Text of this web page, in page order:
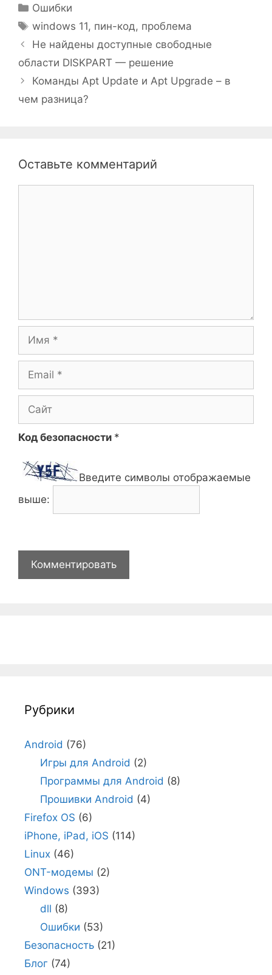
Рубрики
Ошибки
Метки
windows 11, пин-код, проблема
Не найдены доступные свободные
области DISKPART — решение
Команды Apt Update и Apt Upgrade – в
чем разница?
Оставьте комментарий
Имя
Email
Сайт
Код безопасности *
Введите символы отображаемые
выше:
Рубрики
Android (76)
Игры для Android (2)
Программы для Android (8)
Прошивки Android (4)
Firefox OS (6)
iPhone, iPad, iOS (114)
Linux (46)
ONT-модемы (2)
Windows (393)
dll (8)
Ошибки (53)
Безопасность (21)
Блог (74)